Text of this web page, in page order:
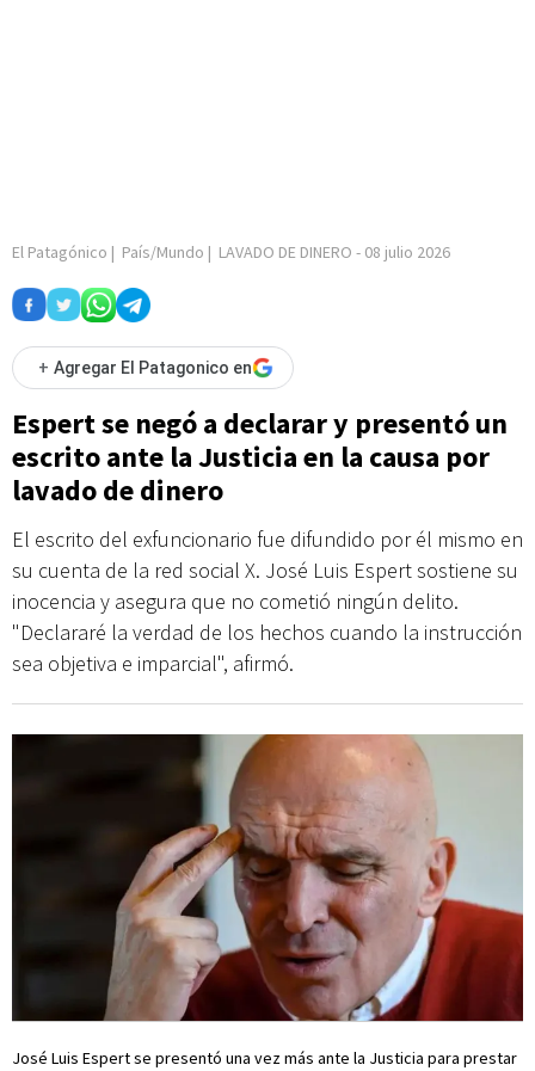
El Patagónico | País/Mundo | LAVADO DE DINERO - 08 julio 2026
+ Agregar El Patagonico en
Espert se negó a declarar y presentó un
escrito ante la Justicia en la causa por
lavado de dinero
El escrito del exfuncionario fue difundido por él mismo en
su cuenta de la red social X. José Luis Espert sostiene su
inocencia y asegura que no cometió ningún delito.
"Declararé la verdad de los hechos cuando la instrucción
sea objetiva e imparcial", afirmó.
José Luis Espert se presentó una vez más ante la Justicia para prestar